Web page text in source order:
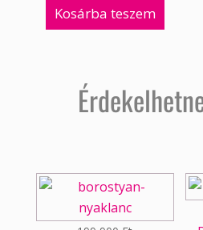
Kosárba teszem